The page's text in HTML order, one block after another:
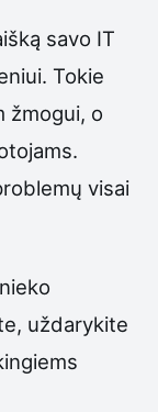
savo IT
Tokie
žmogui, o
visai
uždarykite